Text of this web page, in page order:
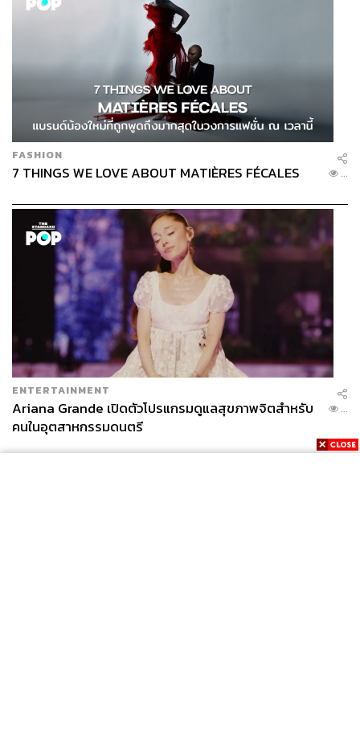
FASHION
7 THINGS WE LOVE ABOUT MATIÈRES FÉCALES ...
ENTERTAINMENT
Ariana Grande เปิดตัวโปรแกรมดูแลสุขภาพจิตสำหรับ
คนในอุตสาหกรรมดนตรี
...